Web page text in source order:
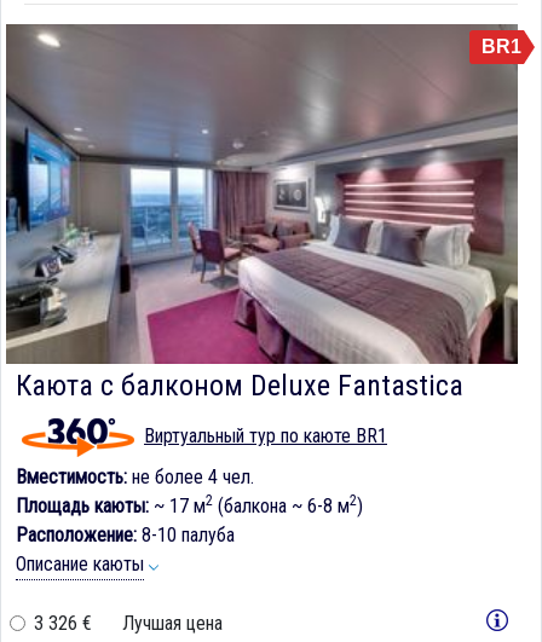
BR1
Каюта с балконом Deluxe Fantastica
Виртуальный тур по каюте BR1
Вместимость: не более 4 чел.
Площадь каюты: ~ 17 м2 (балкона ~ 6-8 м2)
Расположение: 8-10 палуба
Описание каюты
3 326 € Лучшая цена